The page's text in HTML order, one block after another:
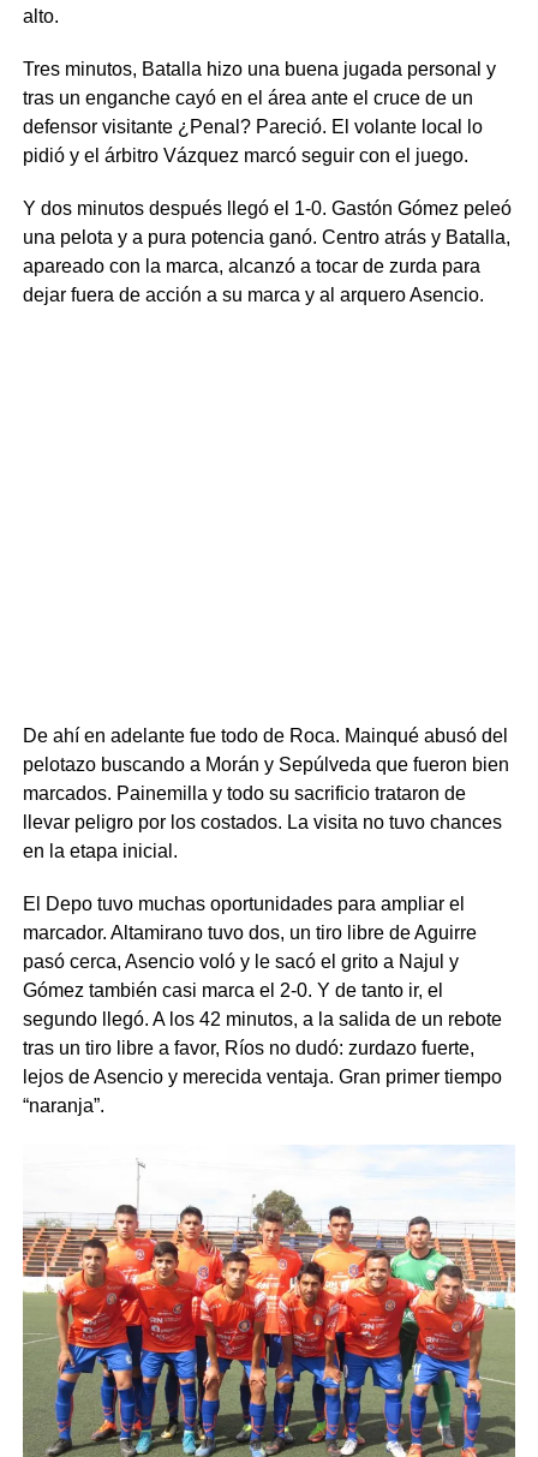
alto.
Tres minutos, Batalla hizo una buena jugada personal y
tras un enganche cayó en el área ante el cruce de un
defensor visitante ¿Penal? Pareció. El volante local lo
pidió y el árbitro Vázquez marcó seguir con el juego.
Y dos minutos después llegó el 1-0. Gastón Gómez peleó
una pelota y a pura potencia ganó. Centro atrás y Batalla,
apareado con la marca, alcanzó a tocar de zurda para
dejar fuera de acción a su marca y al arquero Asencio.
De ahí en adelante fue todo de Roca. Mainqué abusó del
pelotazo buscando a Morán y Sepúlveda que fueron bien
marcados. Painemilla y todo su sacrificio trataron de
llevar peligro por los costados. La visita no tuvo chances
en la etapa inicial.
El Depo tuvo muchas oportunidades para ampliar el
marcador. Altamirano tuvo dos, un tiro libre de Aguirre
pasó cerca, Asencio voló y le sacó el grito a Najul y
Gómez también casi marca el 2-0. Y de tanto ir, el
segundo llegó. A los 42 minutos, a la salida de un rebote
tras un tiro libre a favor, Ríos no dudó: zurdazo fuerte,
lejos de Asencio y merecida ventaja. Gran primer tiempo
“naranja”.